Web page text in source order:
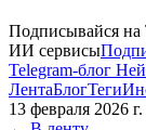
Подписывайся на
ИИ сервисы
Telegram-блог
ЛентаБлогТеги
13 февраля 2026